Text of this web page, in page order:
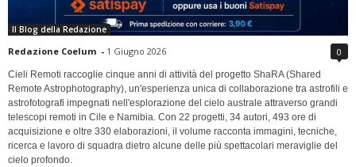
Il Blog della Redazione
Redazione Coelum - 1 Giugno 2026 0
Cieli Remoti raccoglie cinque anni di attività del progetto ShaRA (Shared
Remote Astrophotography), un'esperienza unica di collaborazione tra astrofili e
astrofotografi impegnati nell'esplorazione del cielo australe attraverso grandi
telescopi remoti in Cile e Namibia. Con 22 progetti, 34 autori, 493 ore di
acquisizione e oltre 330 elaborazioni, il volume racconta immagini, tecniche,
ricerca e lavoro di squadra dietro alcune delle più spettacolari meraviglie del
cielo profondo.